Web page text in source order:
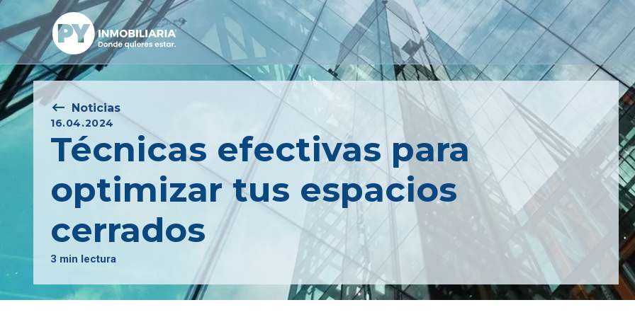
Noticias
16.04.2024
Técnicas efectivas para
optimizar tus espacios
cerrados
3 min lectura